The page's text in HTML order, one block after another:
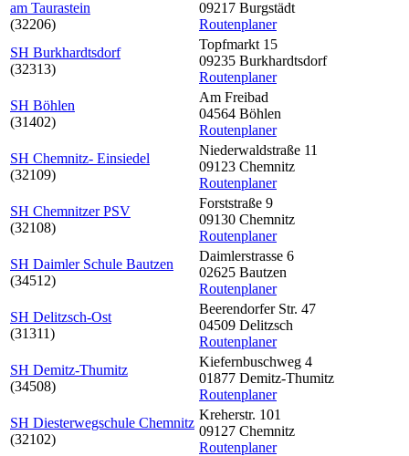
am Taurastein
(32206)
09217 Burgstädt
Routenplaner
SH Burkhardtsdorf
(32313)
Topfmarkt 15
09235 Burkhardtsdorf
Routenplaner
SH Böhlen
(31402)
Am Freibad
04564 Böhlen
Routenplaner
SH Chemnitz- Einsiedel
(32109)
Niederwaldstraße 11
09123 Chemnitz
Routenplaner
SH Chemnitzer PSV
(32108)
Forststraße 9
09130 Chemnitz
Routenplaner
SH Daimler Schule Bautzen
(34512)
Daimlerstrasse 6
02625 Bautzen
Routenplaner
SH Delitzsch-Ost
(31311)
Beerendorfer Str. 47
04509 Delitzsch
Routenplaner
SH Demitz-Thumitz
(34508)
Kiefernbuschweg 4
01877 Demitz-Thumitz
Routenplaner
SH Diesterwegschule Chemnitz
(32102)
Kreherstr. 101
09127 Chemnitz
Routenplaner